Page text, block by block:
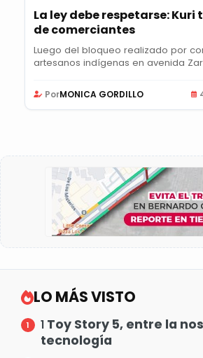
La ley debe respetarse: Kuri
de comerciantes
Luego del bloqueo realizado por
artesanos indígenas en avenida
PorMONICA GORDILLO
LO MÁS VISTO
1 Toy Story 5, entre la
tecnología